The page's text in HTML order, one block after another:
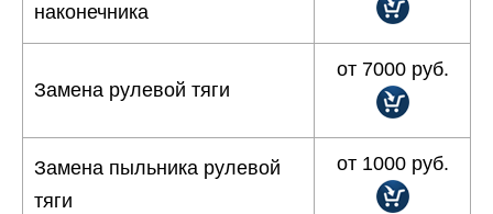
наконечника
Замена рулевой тяги
от 7000 руб.
Замена пыльника рулевой
тяги
от 1000 руб.